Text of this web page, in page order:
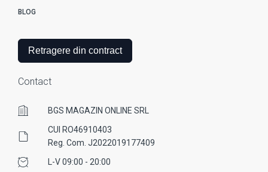
BLOG
Retragere din contract
Contact
BGS MAGAZIN ONLINE SRL
CUI RO46910403
Reg. Com. J2022019177409
L-V 09:00 - 20:00